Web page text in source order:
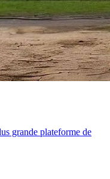
grande plateforme de